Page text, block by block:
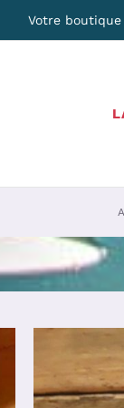
Votre